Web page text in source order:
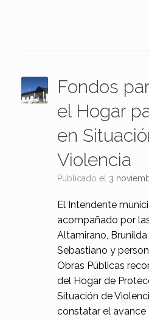
Fondos
el Hogar
en
Violencia
Publicado el 3
El Intendente
acompañado por
Altamirano,
Sebastiano y
Obras Públicas
del Hogar de
Situación de
constatar el avance